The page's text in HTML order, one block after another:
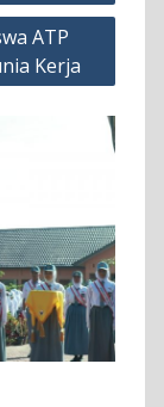
ATP
Kerja